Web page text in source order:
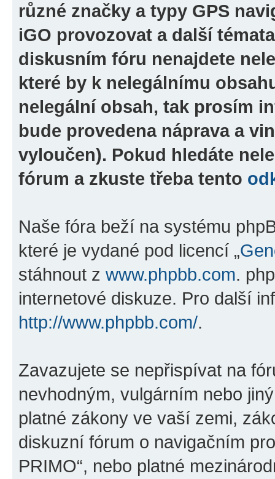
různé značky a typy GPS
iGO provozovat a další
diskusním fóru nenajdete
které by k nelegálnímu
nelegální obsah, tak prosím
bude provedena náprava a
vyloučen). Pokud hledáte
fórum a zkuste třeba tento
Naše fóra beží na systému
které je vydané pod licencí „
stáhnout z www.phpbb.com.
internetové diskuze. Pro další
http://www.phpbb.com/.
Zavazujete se nepřispívat na
nevhodným, vulgárním nebo
platné zákony ve vaší zemi,
diskuzní fórum o navigačním
PRIMO“, nebo platné